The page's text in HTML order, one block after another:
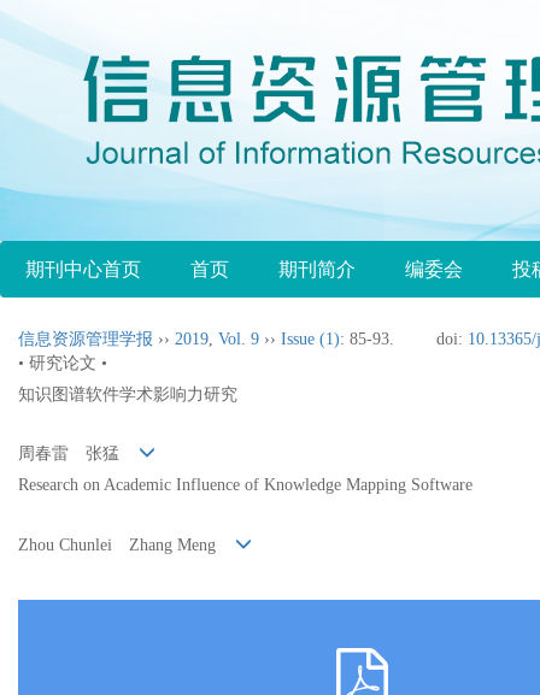
期刊中心首页 首页 期刊简介 编委会 投
信息资源管理学报 ›› 2019, Vol. 9 ›› Issue (1): 85-93. doi:
• 研究论文 •
知识图谱软件学术影响力研究
周春雷 张猛
Research on Academic Influence of Knowledge Mapping Software
Zhou Chunlei Zhang Meng